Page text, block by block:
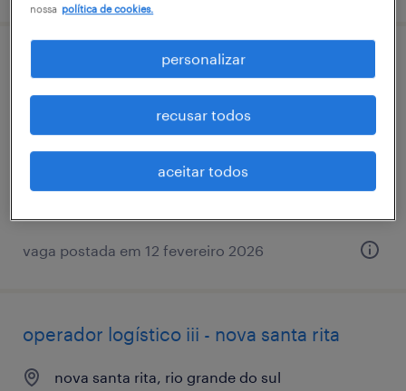
auxiliar de operações logísticas -
17/02/2026
nova santa rita, rio grande do sul
R$1,501 - R$2,500 por mês
vaga postada em 12 fevereiro 2026
operador logístico iii - nova santa rita
nova santa rita, rio grande do sul
nossa política de cookies.
personalizar
recusar todos
aceitar todos